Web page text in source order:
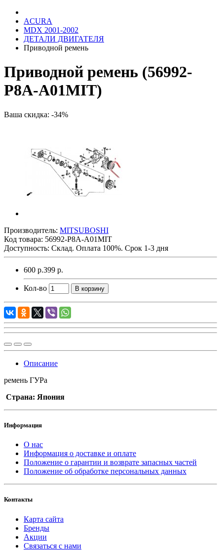
ACURA
MDX 2001-2002
ДЕТАЛИ ДВИГАТЕЛЯ
Приводной ремень
Приводной ремень (56992-
P8A-A01MIT)
Ваша скидка: -34%
Производитель: MITSUBOSHI
Код товара: 56992-P8A-A01MIT
Доступность: Склад. Оплата 100%. Срок 1-3 дня
600 р.399 р.
Кол-во В корзину
Описание
ремень ГУРа
Страна: Япония
Информация
О нас
Информация о доставке и оплате
Положение о гарантии и возврате запасных частей
Положение об обработке персональных данных
Контакты
Карта сайта
Бренды
Акции
Связаться с нами